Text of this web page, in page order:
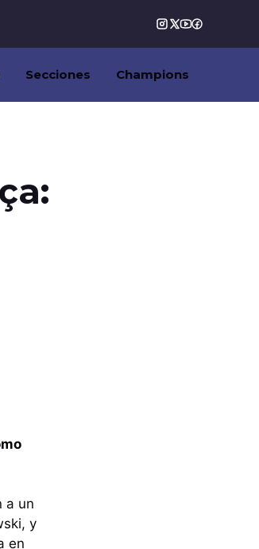
Secciones Champions
a un
y
en